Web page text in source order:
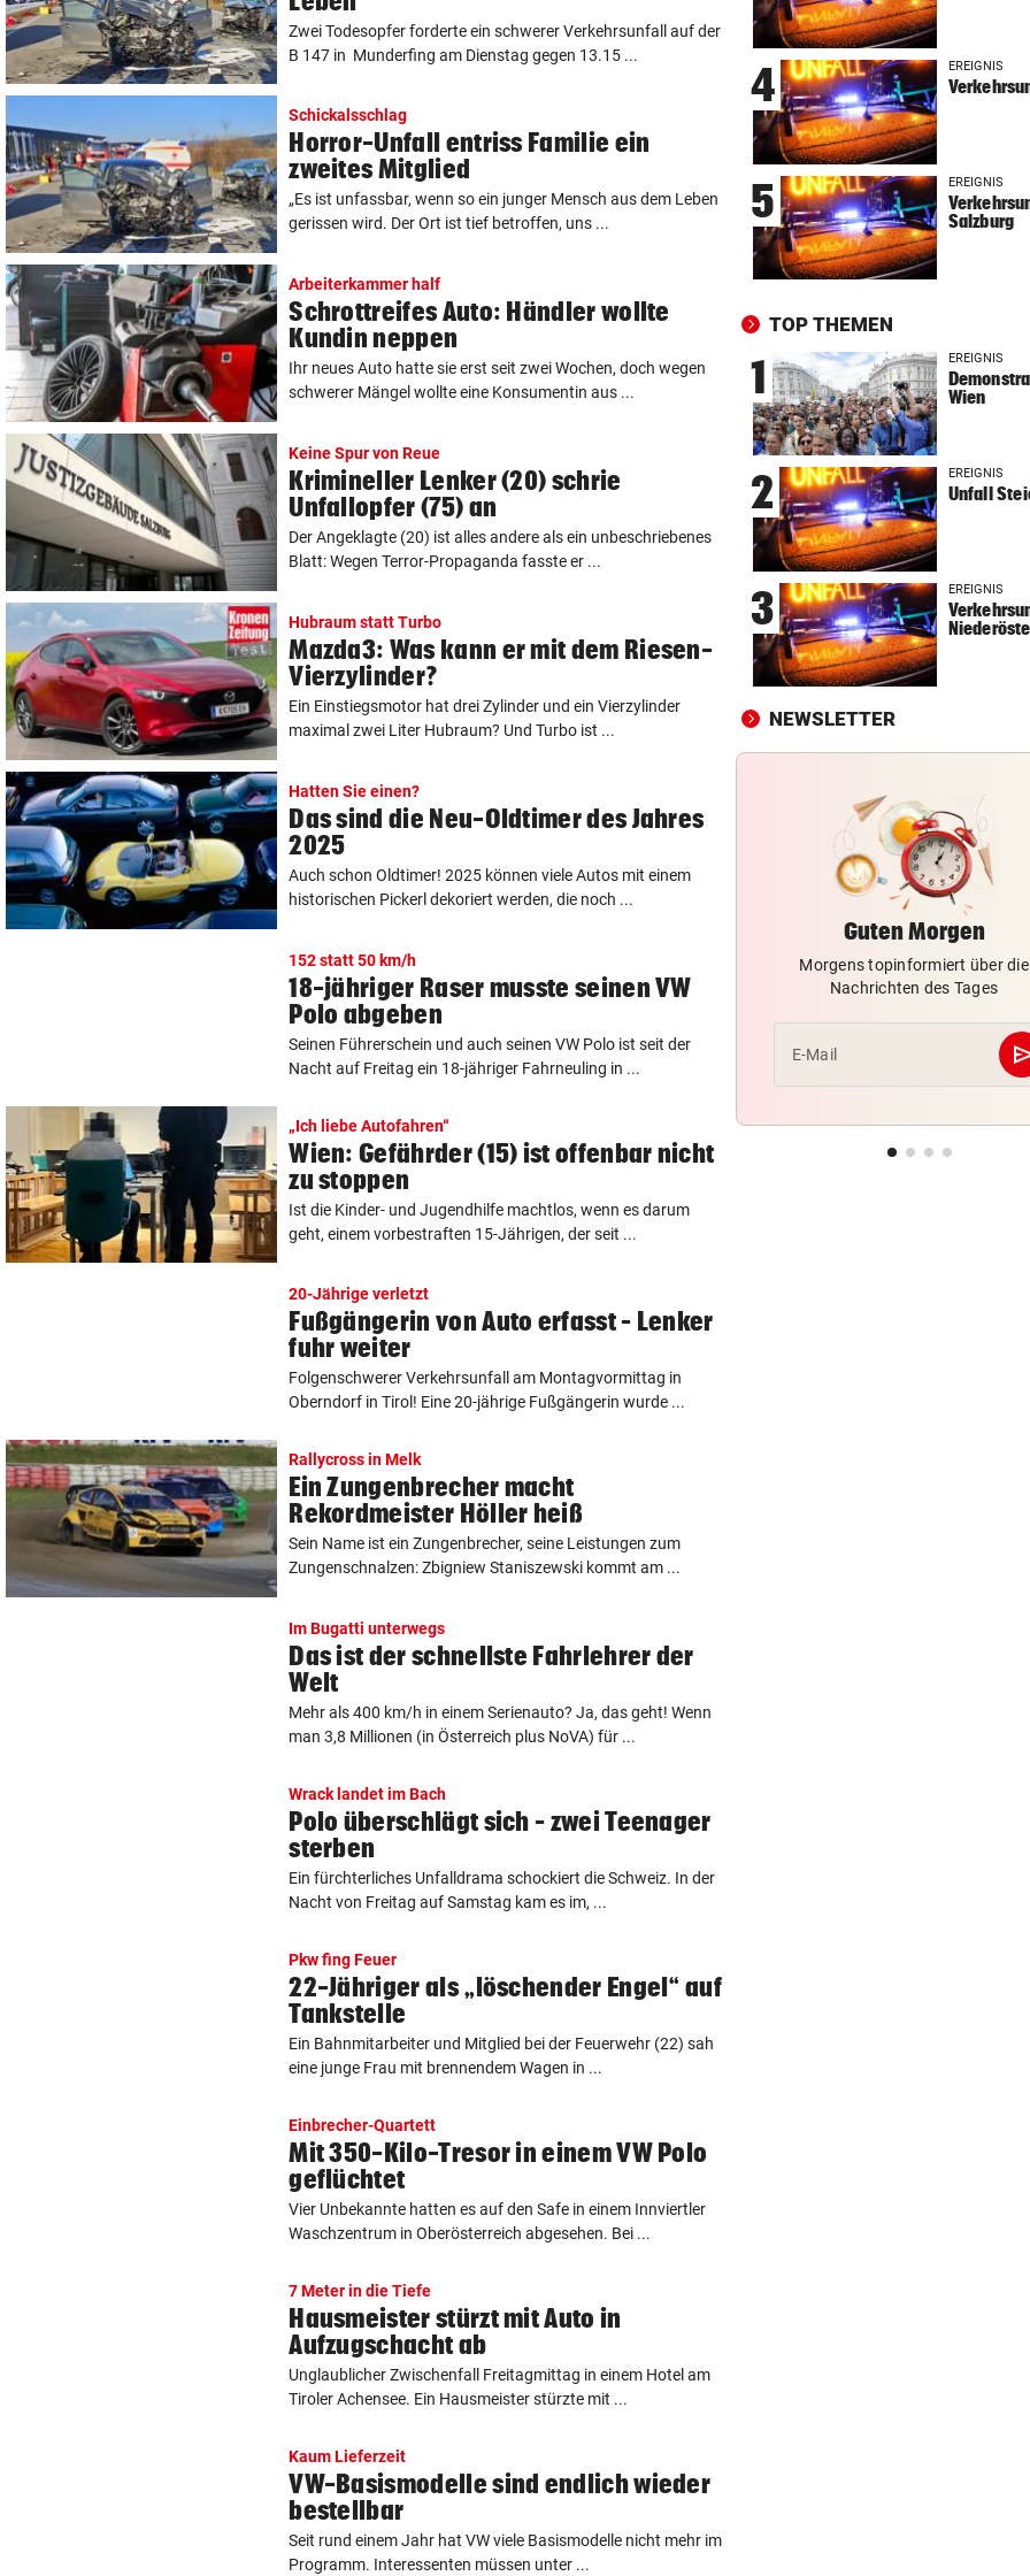
Zwei Todesopfer forderte ein schwerer Verkehrsunfall auf der
B 147 in Munderfing am Dienstag gegen 13.15 ...
Schickalsschlag
Horror-Unfall entriss Familie ein
zweites Mitglied
„Es ist unfassbar, wenn so ein junger Mensch aus dem Leben
gerissen wird. Der Ort ist tief betroffen, uns ...
Arbeiterkammer half
Schrottreifes Auto: Händler wollte
Kundin neppen
Ihr neues Auto hatte sie erst seit zwei Wochen, doch wegen
schwerer Mängel wollte eine Konsumentin aus ...
Keine Spur von Reue
Krimineller Lenker (20) schrie
Unfallopfer (75) an
Der Angeklagte (20) ist alles andere als ein unbeschriebenes
Blatt: Wegen Terror-Propaganda fasste er ...
Hubraum statt Turbo
Mazda3: Was kann er mit dem Riesen-
Vierzylinder?
Ein Einstiegsmotor hat drei Zylinder und ein Vierzylinder
maximal zwei Liter Hubraum? Und Turbo ist ...
Hatten Sie einen?
Das sind die Neu-Oldtimer des Jahres
2025
Auch schon Oldtimer! 2025 können viele Autos mit einem
historischen Pickerl dekoriert werden, die noch ...
152 statt 50 km/h
18-jähriger Raser musste seinen VW
Polo abgeben
Seinen Führerschein und auch seinen VW Polo ist seit der
Nacht auf Freitag ein 18-jähriger Fahrneuling in ...
„Ich liebe Autofahren“
Wien: Gefährder (15) ist offenbar nicht
zu stoppen
Ist die Kinder- und Jugendhilfe machtlos, wenn es darum
geht, einem vorbestraften 15-Jährigen, der seit ...
20-Jährige verletzt
Fußgängerin von Auto erfasst – Lenker
fuhr weiter
Folgenschwerer Verkehrsunfall am Montagvormittag in
Oberndorf in Tirol! Eine 20-jährige Fußgängerin wurde ...
Rallycross in Melk
Ein Zungenbrecher macht
Rekordmeister Höller heiß
Sein Name ist ein Zungenbrecher, seine Leistungen zum
Zungenschnalzen: Zbigniew Staniszewski kommt am ...
Im Bugatti unterwegs
Das ist der schnellste Fahrlehrer der
Welt
Mehr als 400 km/h in einem Serienauto? Ja, das geht! Wenn
man 3,8 Millionen (in Österreich plus NoVA) für ...
Wrack landet im Bach
Polo überschlägt sich – zwei Teenager
sterben
Ein fürchterliches Unfalldrama schockiert die Schweiz. In der
Nacht von Freitag auf Samstag kam es im, ...
Pkw fing Feuer
22-Jähriger als „löschender Engel“ auf
Tankstelle
Ein Bahnmitarbeiter und Mitglied bei der Feuerwehr (22) sah
eine junge Frau mit brennendem Wagen in ...
Einbrecher-Quartett
Mit 350-Kilo-Tresor in einem VW Polo
geflüchtet
Vier Unbekannte hatten es auf den Safe in einem Innviertler
Waschzentrum in Oberösterreich abgesehen. Bei ...
7 Meter in die Tiefe
Hausmeister stürzt mit Auto in
Aufzugschacht ab
Unglaublicher Zwischenfall Freitagmittag in einem Hotel am
Tiroler Achensee. Ein Hausmeister stürzte mit ...
Kaum Lieferzeit
VW-Basismodelle sind endlich wieder
bestellbar
Seit rund einem Jahr hat VW viele Basismodelle nicht mehr im
Programm. Interessenten müssen unter ...
SKURRILES SPIEL
Zwangspause: „Seltsam! So
etwas kommt nie vor“
FLUCH DER KARIBIK
Rückschlag kam für „Captain
Colin“ im Zeitfahren
UEFA BESTÄTIGT: vor 2
Verdächtige Zahlungen an
Infantino-Mitarbeiterin
HANDSCHRIFT VON PIG
Tirolerinnen für diverse Top-
im ORF bestellt
GUTSCHEINE ZU GEWINNEN
Schicken Sie uns Ihr
Katzenfoto!
NOCH IMMER OHNE PASS
GZSZ-Star Olivia über ihr
Österreich
VORSCHLAG FÜR ROUTE
Land Salzburg hält dem S-
POSSE UM ÖFB-CAMPUS vor
der MA 7 scheitert
4 EREIGNIS
5 EREIGNIS
Salzburg
TOP THEMEN
1 EREIGNIS
Wien
2 EREIGNIS
Unfall
3 EREIGNIS
NEWSLETTER
Guten Morgen
Morgens topinformiert über die
Nachrichten des Tages
E-Mail